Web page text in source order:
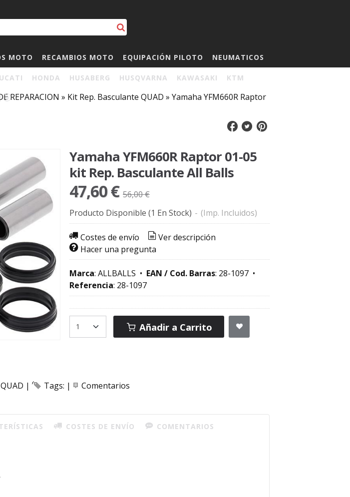
MOTO RECAMBIOS MOTO EQUIPACIÓN PILOTO NEUMATICOS
HONDA HUSABERG HUSQVARNA KAWASAKI KTM
0REPARACION » Kit Rep. Basculante QUAD » Yamaha YFM660R Raptor
Yamaha YFM660R Raptor 01-05
kit Rep. Basculante All Balls
47,60 € 56,00 €
Producto Disponible (1 En Stock) - (Imp. Incluidos)
Costes de envío
Ver descripción
Hacer una pregunta
Marca: ALLBALLS • EAN / Cod. Barras: 28-1097•
Referencia: 28-1097
Añadir a Carrito
| Tags: | Comentarios
COSTES DE ENVÍO COMENTARIOS